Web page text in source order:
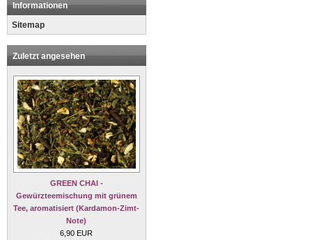
Informationen
Sitemap
Zuletzt angesehen
GREEN CHAI -
Gewürzteemischung mit grünem
Tee, aromatisiert (Kardamon-Zimt-
Note)
6,90 EUR